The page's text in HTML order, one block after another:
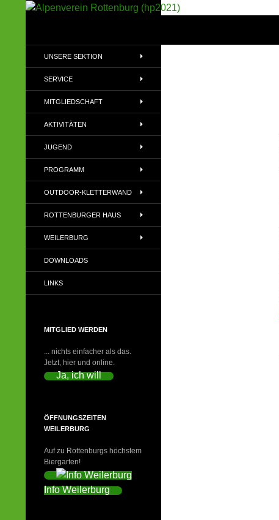
(DAV)
UNSERE SEKTION
SERVICE
MITGLIEDSCHAFT
AKTIVITÄTEN
JUGEND
PROGRAMM
OUTDOOR-KLETTERWAND
ROTTENBURGER HAUS
WEILERBURG
DOWNLOADS
LINKS
MITGLIED WERDEN
... nichts einfacher als das.
Jetzt, hier und online.
Ja, ich will
ÖFFNUNGSZEITEN
WEILERBURG
Auf zu Rottenburgs höchstem
Biergarten!
Info Weilerburg